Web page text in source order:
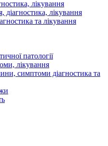
лiкування
лікування
та лікування
патології
лікування
симптоми діагностика та